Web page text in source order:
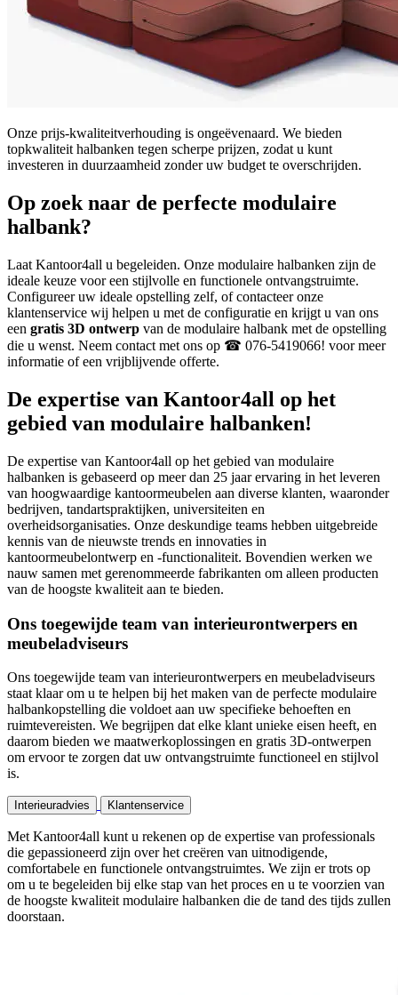
Onze prijs-kwaliteitverhouding is ongeëvenaard. We bieden
topkwaliteit halbanken tegen scherpe prijzen, zodat u kunt
investeren in duurzaamheid zonder uw budget te overschrijden.
Op zoek naar de perfecte modulaire
halbank?
Laat Kantoor4all u begeleiden. Onze modulaire halbanken zijn de
ideale keuze voor een stijlvolle en functionele ontvangstruimte.
Configureer uw ideale opstelling zelf, of contacteer onze
klantenservice wij helpen u met de configuratie en krijgt u van ons
een gratis 3D ontwerp van de modulaire halbank met de opstelling
die u wenst. Neem contact met ons op ☎ 076-5419066! voor meer
informatie of een vrijblijvende offerte.
De expertise van Kantoor4all op het
gebied van modulaire halbanken!
De expertise van Kantoor4all op het gebied van modulaire
halbanken is gebaseerd op meer dan 25 jaar ervaring in het leveren
van hoogwaardige kantoormeubelen aan diverse klanten, waaronder
bedrijven, tandartspraktijken, universiteiten en
overheidsorganisaties. Onze deskundige teams hebben uitgebreide
kennis van de nieuwste trends en innovaties in
kantoormeubelontwerp en -functionaliteit. Bovendien werken we
nauw samen met gerenommeerde fabrikanten om alleen producten
van de hoogste kwaliteit aan te bieden.
Ons toegewijde team van interieurontwerpers en
meubeladviseurs
Ons toegewijde team van interieurontwerpers en meubeladviseurs
staat klaar om u te helpen bij het maken van de perfecte modulaire
halbankopstelling die voldoet aan uw specifieke behoeften en
ruimtevereisten. We begrijpen dat elke klant unieke eisen heeft, en
daarom bieden we maatwerkoplossingen en gratis 3D-ontwerpen
om ervoor te zorgen dat uw ontvangstruimte functioneel en stijlvol
is.
Interieuradvies Klantenservice
Met Kantoor4all kunt u rekenen op de expertise van professionals
die gepassioneerd zijn over het creëren van uitnodigende,
comfortabele en functionele ontvangstruimtes. We zijn er trots op
om u te begeleiden bij elke stap van het proces en u te voorzien van
de hoogste kwaliteit modulaire halbanken die de tand des tijds zullen
doorstaan.